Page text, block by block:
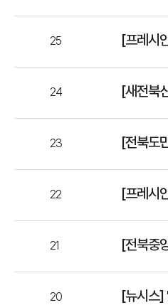
25 [프레시
24 [새전북
23 [전북도
22 [프레시
21 [전북중
20 [뉴시스]